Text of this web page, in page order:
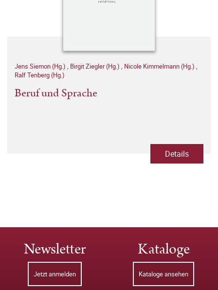
Jens Siemon (Hg.) , Birgit Ziegler (Hg.) , Nicole Kimmelmann (Hg.) ,
Ralf Tenberg (Hg.)
Beruf und Sprache
Details
Newsletter
Jetzt anmelden
Kataloge
Kataloge ansehen